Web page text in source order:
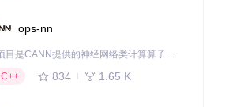
ops-nn
本项目是CANN提供的神经网络类计算算子库，实现网络在NPU上加速计算。
C++
834 1.65 K